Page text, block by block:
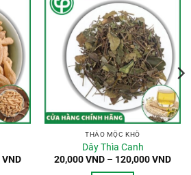
VNDKhoảng
THẢO MỘC KHÔ
Dây Thìa Canh
20,000VND – 120,000VND